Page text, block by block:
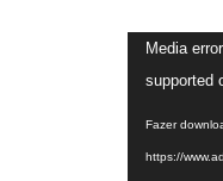
Tocador
de
Media
supported
Fazer
https://